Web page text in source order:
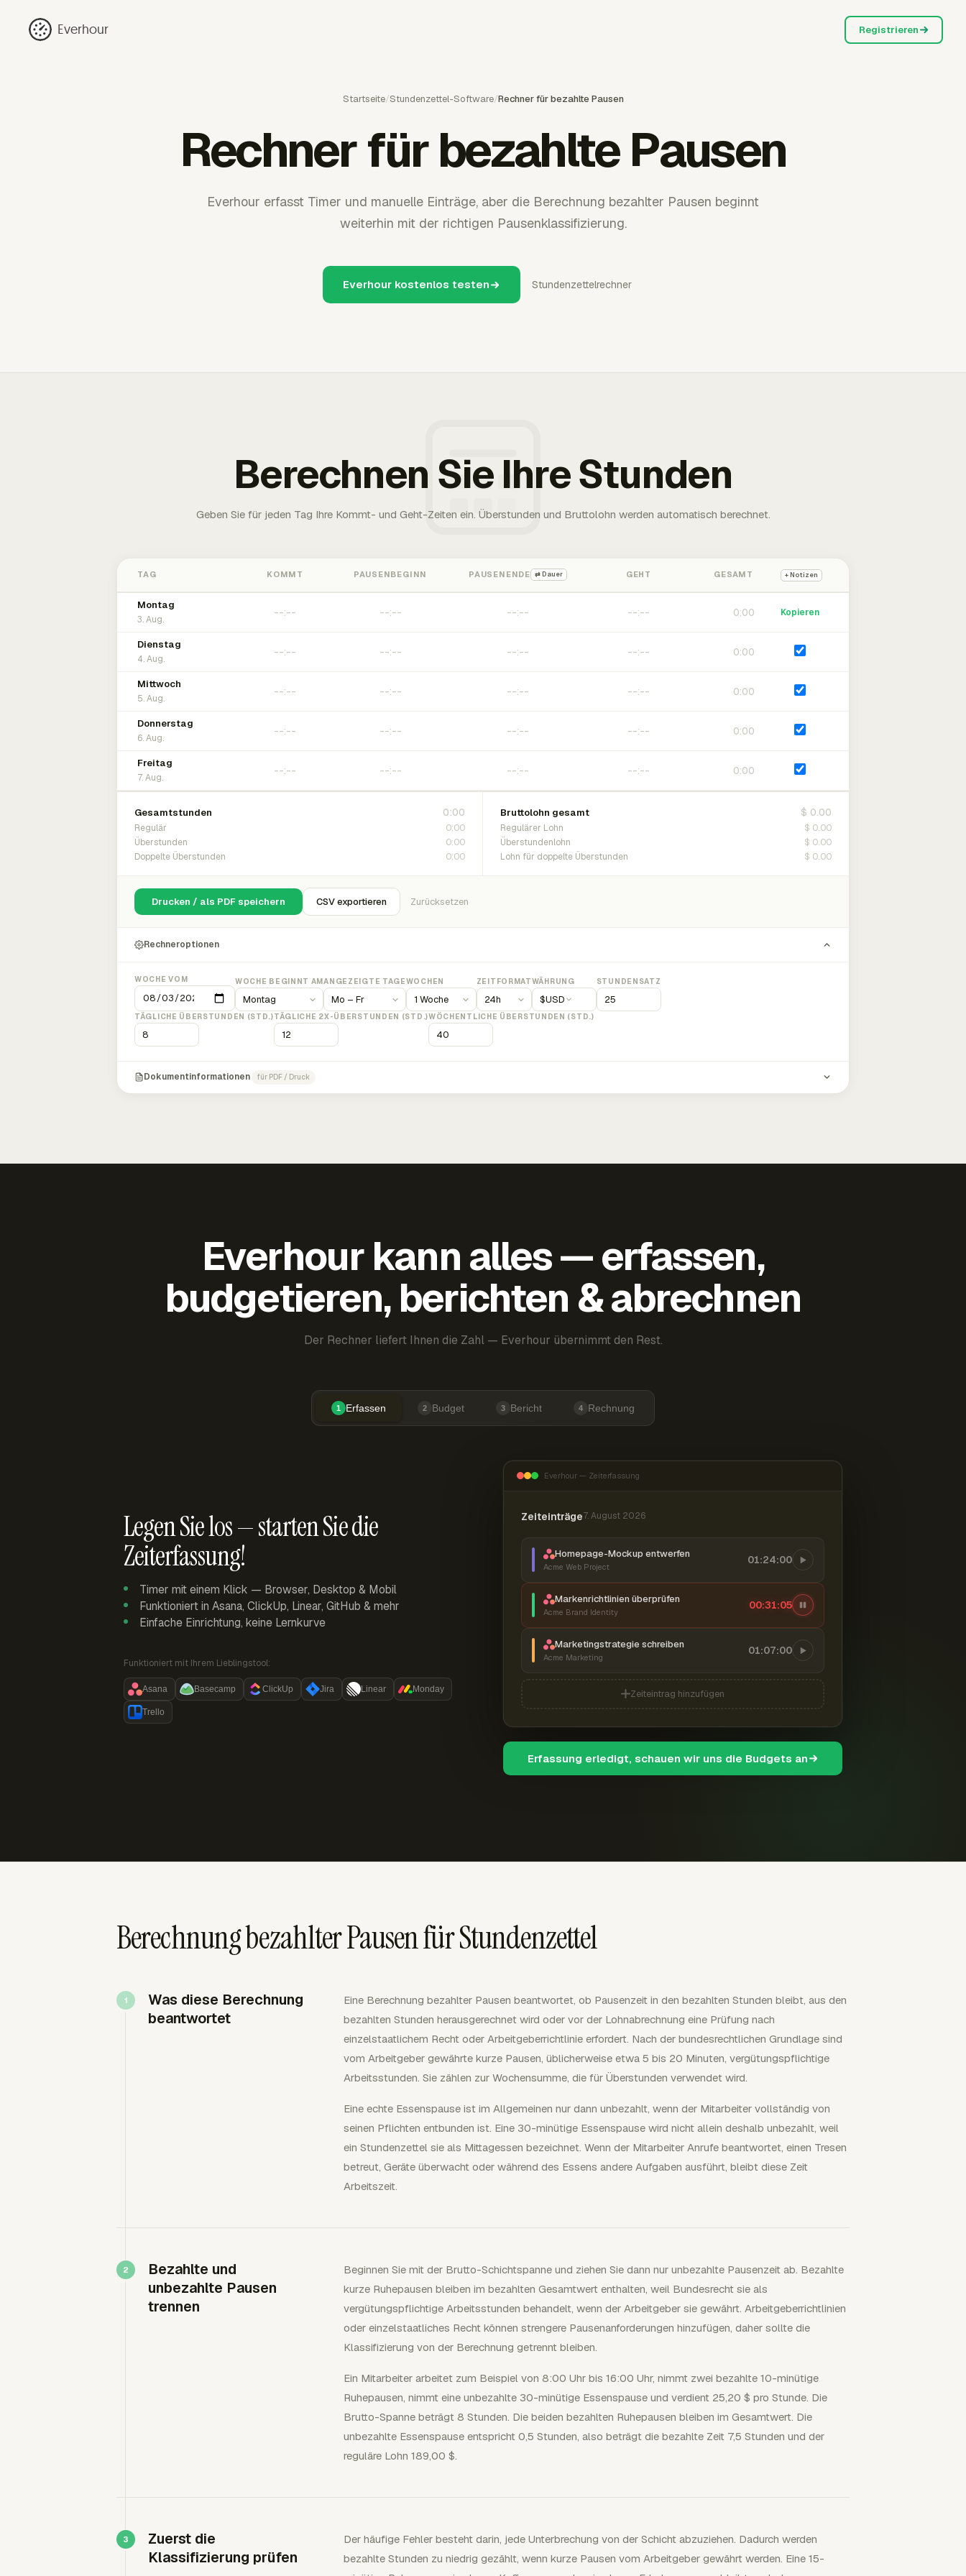
Everhour Registrieren
Startseite/Stundenzettel-Software/Rechner für bezahlte Pausen
Rechner für bezahlte Pausen
Everhour erfasst Timer und manuelle Einträge, aber die Berechnung bezahlter Pausen beginnt
weiterhin mit der richtigen Pausenklassifizierung.
Everhour kostenlos testen Stundenzettelrechner
Berechnen Sie Ihre Stunden
Geben Sie für jeden Tag Ihre Kommt- und Geht-Zeiten ein. Überstunden und Bruttolohn werden automatisch berechnet.
TAG KOMMT PAUSENBEGINN PAUSENENDE ⇄ Dauer GEHT GESAMT + Notizen
Montag
3. Aug.
0:00 Kopieren
Dienstag
4. Aug.
0:00
Mittwoch
5. Aug.
0:00
Donnerstag
6. Aug.
0:00
Freitag
7. Aug.
0:00
Gesamtstunden 0:00
Regulär 0:00
Überstunden 0:00
Doppelte Überstunden 0:00
Bruttolohn gesamt $ 0.00
Regulärer Lohn $ 0.00
Überstundenlohn $ 0.00
Lohn für doppelte Überstunden $ 0.00
Drucken / als PDF speichern CSV exportieren Zurücksetzen
Rechneroptionen
WOCHE VOM WOCHE BEGINNT AMANGEZEIGTE TAGEWOCHEN ZEITFORMATWÄHRUNG
$USD
STUNDENSATZ
TÄGLICHE ÜBERSTUNDEN (STD.)TÄGLICHE 2X-ÜBERSTUNDEN (STD.)WÖCHENTLICHE ÜBERSTUNDEN (STD.)
Dokumentinformationen für PDF / Druck
Everhour kann alles — erfassen,
budgetieren, berichten & abrechnen
Der Rechner liefert Ihnen die Zahl — Everhour übernimmt den Rest.
1 Erfassen 2 Budget 3 Bericht 4 Rechnung
Legen Sie los — starten Sie die
Zeiterfassung!
Timer mit einem Klick — Browser, Desktop & Mobil
Funktioniert in Asana, ClickUp, Linear, GitHub & mehr
Einfache Einrichtung, keine Lernkurve
Funktioniert mit Ihrem Lieblingstool:
Asana Basecamp ClickUp Jira Linear Monday
Trello
Everhour — Zeiterfassung
Zeiteinträge7. August 2026
Homepage-Mockup entwerfen
Acme Web Project
01:24:00
Markenrichtlinien überprüfen
Acme Brand Identity
00:31:06
Marketingstrategie schreiben
Acme Marketing
01:07:00
Zeiteintrag hinzufügen
Erfassung erledigt, schauen wir uns die Budgets an
Berechnung bezahlter Pausen für Stundenzettel
Was diese Berechnung
beantwortet
Eine Berechnung bezahlter Pausen beantwortet, ob Pausenzeit in den bezahlten Stunden bleibt, aus den
bezahlten Stunden herausgerechnet wird oder vor der Lohnabrechnung eine Prüfung nach
einzelstaatlichem Recht oder Arbeitgeberrichtlinie erfordert. Nach der bundesrechtlichen Grundlage sind
vom Arbeitgeber gewährte kurze Pausen, üblicherweise etwa 5 bis 20 Minuten, vergütungspflichtige
Arbeitsstunden. Sie zählen zur Wochensumme, die für Überstunden verwendet wird.
Eine echte Essenspause ist im Allgemeinen nur dann unbezahlt, wenn der Mitarbeiter vollständig von
seinen Pflichten entbunden ist. Eine 30-minütige Essenspause wird nicht allein deshalb unbezahlt, weil
ein Stundenzettel sie als Mittagessen bezeichnet. Wenn der Mitarbeiter Anrufe beantwortet, einen Tresen
betreut, Geräte überwacht oder während des Essens andere Aufgaben ausführt, bleibt diese Zeit
Arbeitszeit.
Bezahlte und
unbezahlte Pausen
trennen
Beginnen Sie mit der Brutto-Schichtspanne und ziehen Sie dann nur unbezahlte Pausenzeit ab. Bezahlte
kurze Ruhepausen bleiben im bezahlten Gesamtwert enthalten, weil Bundesrecht sie als
vergütungspflichtige Arbeitsstunden behandelt, wenn der Arbeitgeber sie gewährt. Arbeitgeberrichtlinien
oder einzelstaatliches Recht können strengere Pausenanforderungen hinzufügen, daher sollte die
Klassifizierung von der Berechnung getrennt bleiben.
Ein Mitarbeiter arbeitet zum Beispiel von 8:00 Uhr bis 16:00 Uhr, nimmt zwei bezahlte 10-minütige
Ruhepausen, nimmt eine unbezahlte 30-minütige Essenspause und verdient 25,20 $ pro Stunde. Die
Brutto-Spanne beträgt 8 Stunden. Die beiden bezahlten Ruhepausen bleiben im Gesamtwert. Die
unbezahlte Essenspause entspricht 0,5 Stunden, also beträgt die bezahlte Zeit 7,5 Stunden und der
reguläre Lohn 189,00 $.
Zuerst die
Klassifizierung prüfen
Der häufige Fehler besteht darin, jede Unterbrechung von der Schicht abzuziehen. Dadurch werden
bezahlte Stunden zu niedrig gezählt, wenn kurze Pausen vom Arbeitgeber gewährt werden. Eine 15-